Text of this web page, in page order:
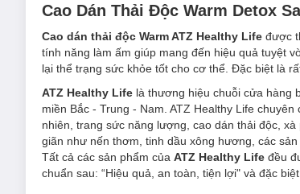
Cao Dán Thải Độc Warm Detox
Cao dán thải độc Warm ATZ Healthy Life được
tính năng làm ấm giúp mang đến hiệu quả tuyệt
lại thể trạng sức khỏe tốt cho cơ thể. Đặc biệt là
ATZ Healthy Life là thương hiệu chuỗi cửa hàng
miền Bắc - Trung - Nam. ATZ Healthy Life
nhiên, trang sức năng lượng, cao dán thải độc,
giãn như nến thơm, tinh dầu xông hương, các
Tất cả các sản phẩm của ATZ Healthy Life đều
chuẩn sau: “Hiệu quả, an toàn, tiện lợi" và đặc